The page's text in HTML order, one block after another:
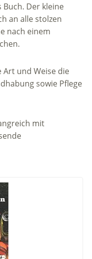
Buch. Der kleine
an alle stolzen
nach einem
Art und Weise die
sowie Pflege
mit